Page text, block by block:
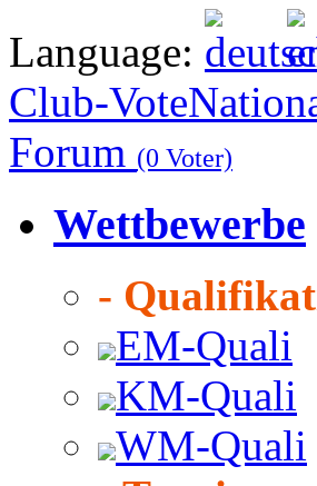
Language:
Club-Vote
Forum (0 Voter)
Wettbewerbe
-
EM-Quali
KM-Quali
WM-Quali